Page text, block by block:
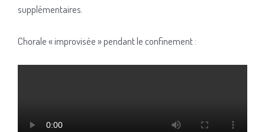
supplémentaires.
Chorale « improvisée » pendant le confinement :